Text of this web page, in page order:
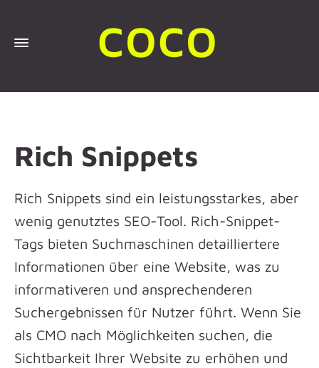
Rich Snippets
Rich Snippets sind ein leistungsstarkes, aber
wenig genutztes SEO-Tool. Rich-Snippet-
Tags bieten Suchmaschinen detailliertere
Informationen über eine Website, was zu
informativeren und ansprechenderen
Suchergebnissen für Nutzer führt. Wenn Sie
als CMO nach Möglichkeiten suchen, die
Sichtbarkeit Ihrer Website zu erhöhen und